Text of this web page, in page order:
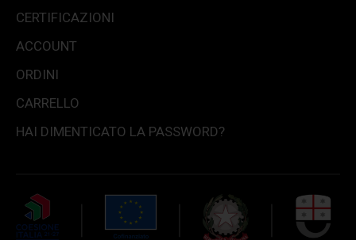
CERTIFICAZIONI
ACCOUNT
ORDINI
CARRELLO
HAI DIMENTICATO LA PASSWORD?